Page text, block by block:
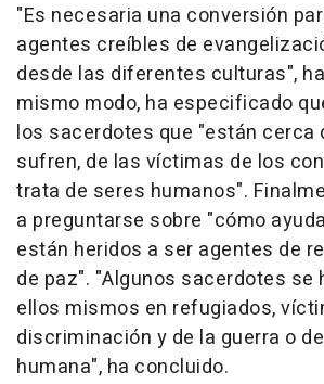
"Es necesaria una conversión
agentes creíbles de
desde las diferentes culturas",
mismo modo, ha especificado
los sacerdotes que "están cerca
sufren, de las víctimas de los
trata de seres humanos".
a preguntarse sobre "cómo
están heridos a ser agentes de
de paz". "Algunos sacerdotes se
ellos mismos en refugiados,
discriminación y de la guerra o
humana", ha concluido.